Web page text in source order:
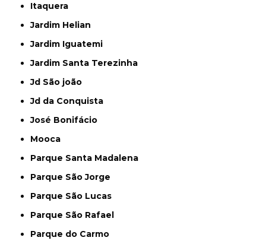
Itaquera
Jardim Helian
Jardim Iguatemi
Jardim Santa Terezinha
Jd São joão
Jd da Conquista
José Bonifácio
Mooca
Parque Santa Madalena
Parque São Jorge
Parque São Lucas
Parque São Rafael
Parque do Carmo